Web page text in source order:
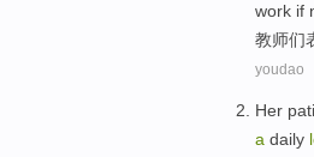
work if
教师们
youdao
Her
a daily